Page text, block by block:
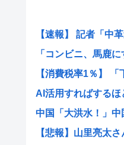
【速報】 記者「中
「コンビニ、馬鹿
【消費税率1％】
AI活用すればする
中国「大洪水！」
【悲報】山里亮太